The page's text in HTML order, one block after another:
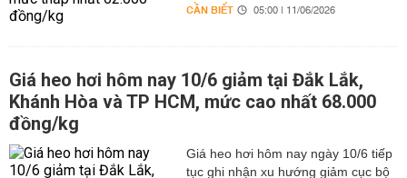
CẦN BIẾT 05:00 | 11/06/2026
Giá heo hơi hôm nay 10/6 giảm tại Đắk Lắk,
Khánh Hòa và TP HCM, mức cao nhất 68.000
đồng/kg
Giá heo hơi hôm nay ngày 10/6 tiếp
tục ghi nhận xu hướng giảm cục bộ